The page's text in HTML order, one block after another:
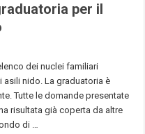
per il
dei nuclei familiari
asili nido. La graduatoria è
Tutte le domande presentate
risultata già coperta da altre
di …